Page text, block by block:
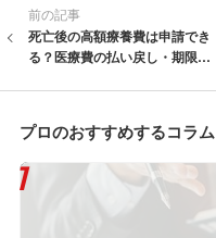
前の記事
死亡後の高額療養費は申請でき
る？医療費の払い戻し・期限・
プロのおすすめするコラム